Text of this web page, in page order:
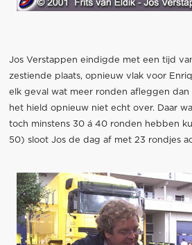
Jos Verstappen eindigde met een tijd
zestiende plaats, opnieuw vlak voor
elk geval wat meer ronden afleggen dan
het hield opnieuw niet echt over. Daar
toch minstens 30 á 40 ronden hebben
50) sloot Jos de dag af met 23 rondjes